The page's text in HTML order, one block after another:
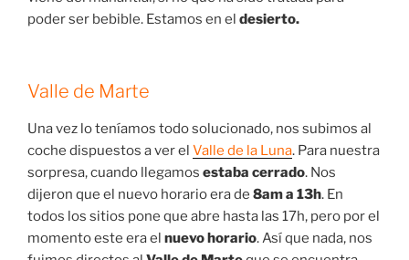
poder ser bebible. Estamos en el desierto.
Valle de Marte
Una vez lo teníamos todo solucionado, nos subimos al
coche dispuestos a ver el Valle de la Luna. Para nuestra
sorpresa, cuando llegamos estaba cerrado. Nos
dijeron que el nuevo horario era de 8am a 13h. En
todos los sitios pone que abre hasta las 17h, pero por el
momento este era el nuevo horario. Así que nada, nos